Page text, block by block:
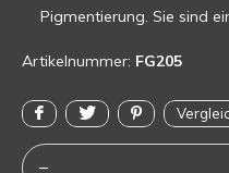
Pigmentierung. Sie sind
Artikelnummer: FG205